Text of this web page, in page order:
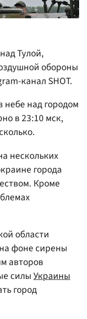
Тулой,
обороны
канал SHOT.
над городом
в 23:10 мск,
нескольких
города
Кроме
области
фоне сирены
авторов
силыУкраины
город